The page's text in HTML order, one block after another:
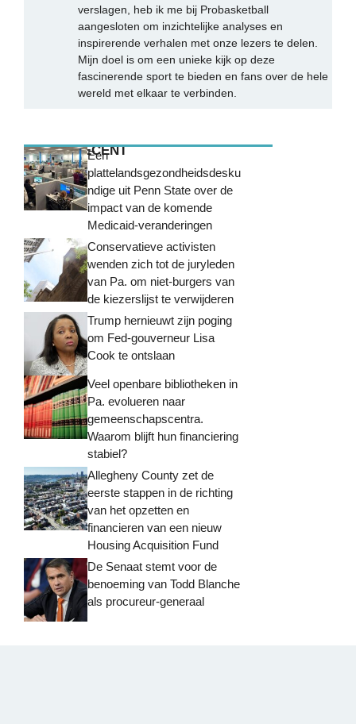
verslagen, heb ik me bij Probasketball
aangesloten om inzichtelijke analyses en
inspirerende verhalen met onze lezers te delen.
Mijn doel is om een unieke kijk op deze
fascinerende sport te bieden en fans over de hele
wereld met elkaar te verbinden.
MEEST RECENT
Een
plattelandsgezondheidsdesku
ndige uit Penn State over de
impact van de komende
Medicaid-veranderingen
Conservatieve activisten
wenden zich tot de juryleden
van Pa. om niet-burgers van
de kiezerslijst te verwijderen
Trump hernieuwt zijn poging
om Fed-gouverneur Lisa
Cook te ontslaan
Veel openbare bibliotheken in
Pa. evolueren naar
gemeenschapscentra.
Waarom blijft hun financiering
stabiel?
Allegheny County zet de
eerste stappen in de richting
van het opzetten en
financieren van een nieuw
Housing Acquisition Fund
De Senaat stemt voor de
benoeming van Todd Blanche
als procureur-generaal